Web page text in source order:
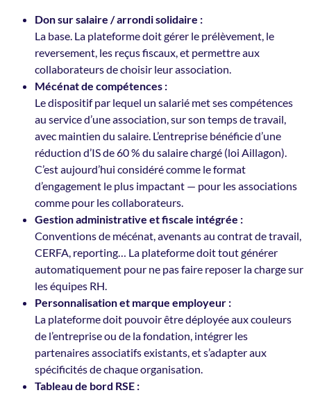
Don sur salaire / arrondi solidaire :
La base. La plateforme doit gérer le prélèvement, le
reversement, les reçus fiscaux, et permettre aux
collaborateurs de choisir leur association.
Mécénat de compétences :
Le dispositif par lequel un salarié met ses compétences
au service d’une association, sur son temps de travail,
avec maintien du salaire. L’entreprise bénéficie d’une
réduction d’IS de 60 % du salaire chargé (loi Aillagon).
C’est aujourd’hui considéré comme le format
d’engagement le plus impactant — pour les associations
comme pour les collaborateurs.
Gestion administrative et fiscale intégrée :
Conventions de mécénat, avenants au contrat de travail,
CERFA, reporting… La plateforme doit tout générer
automatiquement pour ne pas faire reposer la charge sur
les équipes RH.
Personnalisation et marque employeur :
La plateforme doit pouvoir être déployée aux couleurs
de l’entreprise ou de la fondation, intégrer les
partenaires associatifs existants, et s’adapter aux
spécificités de chaque organisation.
Tableau de bord RSE :